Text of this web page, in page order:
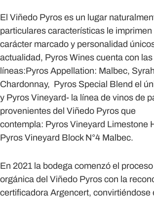
El Viñedo Pyros es un lugar
particulares características le imprimen
carácter marcado y personalidad
actualidad, Pyros Wines cuenta con
líneas:Pyros Appellation: Malbec,
Chardonnay, Pyros Special Blend el
y Pyros Vineyard- la línea de vinos de
provenientes del Viñedo Pyros que
contempla: Pyros Vineyard Limestone
Pyros Vineyard Block N°4 Malbec.
En 2021 la bodega comenzó el
orgánica del Viñedo Pyros con la
certificadora Argencert, convirtiéndose